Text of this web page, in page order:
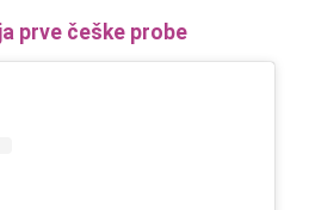
prve češke probe